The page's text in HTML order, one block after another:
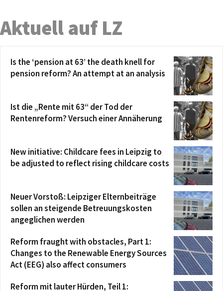
Aktuell auf LZ
Is the ‘pension at 63’ the death knell for
pension reform? An attempt at an analysis
Ist die „Rente mit 63“ der Tod der
Rentenreform? Versuch einer Annäherung
New initiative: Childcare fees in Leipzig to
be adjusted to reflect rising childcare costs
Neuer Vorstoß: Leipziger Elternbeiträge
sollen an steigende Betreuungskosten
angeglichen werden
Reform fraught with obstacles, Part 1:
Changes to the Renewable Energy Sources
Act (EEG) also affect consumers
Reform mit lauter Hürden, Teil 1: